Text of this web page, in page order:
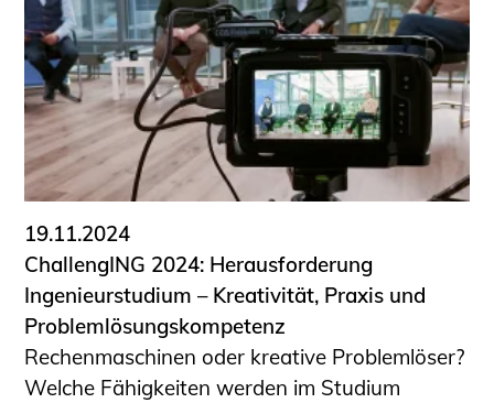
19.11.2024
ChallengING 2024: Herausforderung
Ingenieurstudium – Kreativität, Praxis und
Problemlösungskompetenz
Rechenmaschinen oder kreative Problemlöser?
Welche Fähigkeiten werden im Studium